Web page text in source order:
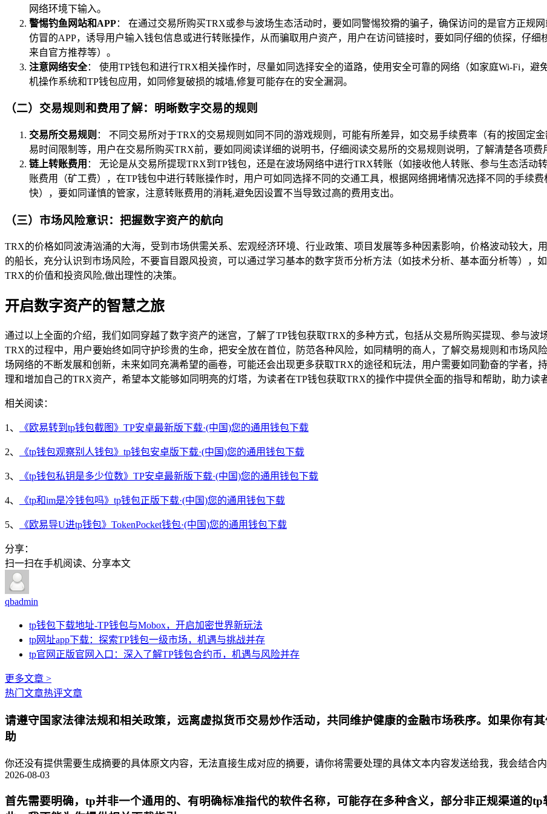
网络环境下输入。
警惕钓鱼网站和APP： 在通过交易所购买TRX或参与波场生态活动时，要如同警惕狡猾的骗子，确保访问的是官方正规
仿冒的APP，诱导用户输入钱包信息或进行转账操作，从而骗取用户资产，用户在访问链接时，要如同仔细的侦探，仔
来自官方推荐等）。
注意网络安全： 使用TP钱包和进行TRX相关操作时，尽量如同选择安全的道路，使用安全可靠的网络（如家庭Wi-Fi，
机操作系统和TP钱包应用，如同修复破损的城墙,修复可能存在的安全漏洞。
（二）交易规则和费用了解：明晰数字交易的规则
交易所交易规则 ： 不同交易所对于TRX的交易规则如同不同的游戏规则，可能有所差异，如交易手续费率（有的按固定
易时间限制等，用户在交易所购买TRX前，要如同阅读详细的说明书，仔细阅读交易所的交易规则说明，了解清楚各项费
链上转账费用 ： 无论是从交易所提现TRX到TP钱包，还是在波场网络中进行TRX转账（如接收他人转账、参与生态活动
账费用（矿工费），在TP钱包中进行转账操作时，用户可如同选择不同的交通工具，根据网络拥堵情况选择不同的手续
快），要如同谨慎的管家，注意转账费用的消耗,避免因设置不当导致过高的费用支出。
（三）市场风险意识：把握数字资产的航向
TRX的价格如同波涛汹涌的大海，受到市场供需关系、宏观经济环境、行业政策、项目发展等多种因素影响，价格波动较大，
的船长，充分认识到市场风险，不要盲目跟风投资，可以通过学习基本的数字货币分析方法（如技术分析、基本面分析等），
TRX的价值和投资风险,做出理性的决策。
开启数字资产的智慧之旅
通过以上全面的介绍，我们如同穿越了数字资产的迷宫，了解了TP钱包获取TRX的多种方式，包括从交易所购买提现、参与
TRX的过程中，用户要始终如同守护珍贵的生命，把安全放在首位，防范各种风险，如同精明的商人，了解交易规则和市场风
场网络的不断发展和创新，未来如同充满希望的画卷，可能还会出现更多获取TRX的途径和玩法，用户需要如同勤奋的学者，
理和增加自己的TRX资产，希望本文能够如同明亮的灯塔，为读者在TP钱包获取TRX的操作中提供全面的指导和帮助，助力读
相关阅读：
1、 《欧易转到tp钱包截图》TP安卓最新版下载·(中国)您的通用钱包下载
2、 《tp钱包观察别人钱包》tp钱包安卓版下载·(中国)您的通用钱包下载
3、 《tp钱包私钥是多少位数》TP安卓最新版下载·(中国)您的通用钱包下载
4、 《tp和im是冷钱包吗》tp钱包正版下载·(中国)您的通用钱包下载
5、 《欧易导U进tp钱包》TokenPocket钱包·(中国)您的通用钱包下载
分享：
扫一扫在手机阅读、分享本文
qbadmin
tp钱包下载地址-TP钱包与Mobox，开启加密世界新玩法
tp网址app下载：探索TP钱包一级市场，机遇与挑战并存
tp官网正版官网入口：深入了解TP钱包合约币，机遇与风险并存
更多文章 >
热门文章热评文章
请遵守国家法律法规和相关政策，远离虚拟货币交易炒作活动，共同维护健康的金融市场秩序。如果你有
助
你还没有提供需要生成摘要的具体原文内容，无法直接生成对应的摘要，请你将需要处理的具体文本内容发送给我，我会结合
2026-08-03
首先需要明确，tp并非一个通用的、有明确标准指代的软件名称，可能存在多种含义，部分非正规渠道的